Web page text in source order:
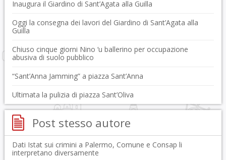
Inaugura il Giardino di Sant’Agata alla Guilla
Oggi la consegna dei lavori del Giardino di Sant’Agata alla
Guilla
Chiuso cinque giorni Nino ‘u ballerino per occupazione
abusiva di suolo pubblico
“Sant’Anna Jamming” a piazza Sant’Anna
Ultimata la pulizia di piazza Sant’Oliva
Post stesso autore
Dati Istat sui crimini a Palermo, Comune e Consap li
interpretano diversamente